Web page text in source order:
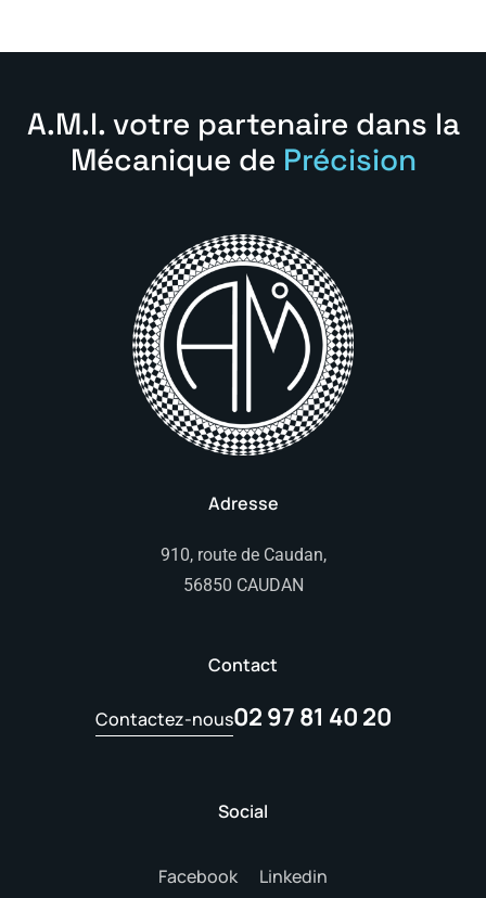
A.M.I. votre partenaire dans la
Mécanique de Précision
Adresse
910, route de Caudan,
56850 CAUDAN
Contact
Contactez-nous02 97 81 40 20
Social
Facebook Linkedin